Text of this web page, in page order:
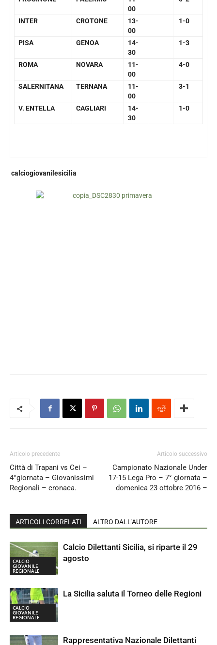
00
INTER CROTONE
13-
00
1-0
PISA GENOA
14-
30
1-3
ROMA NOVARA
11-
00
4-0
SALERNITANA TERNANA
11-
00
3-1
V. ENTELLA CAGLIARI
14-
30
1-0
calciogiovanilesicilia
Articolo precedente
Città di Trapani vs Cei –
4°giornata – Giovanissimi
Regionali – cronaca.
Articolo successivo
Campionato Nazionale Under
17-15 Lega Pro – 7° giornata –
domenica 23 ottobre 2016 –
ARTICOLI CORRELATI ALTRO DALL'AUTORE
CALCIO
GIOVANILE
REGIONALE
Calcio Dilettanti Sicilia, si riparte il 29
agosto
CALCIO
GIOVANILE
REGIONALE
La Sicilia saluta il Torneo delle Regioni
Rappresentativa Nazionale Dilettanti